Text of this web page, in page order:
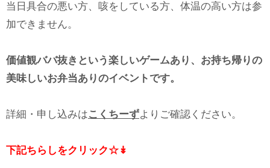
当日具合の悪い方、咳をしている方、体温の高い方は参
加できません。
価値観ババ抜きという楽しいゲームあり、お持ち帰りの
美味しいお弁当ありのイベントです。
詳細・申し込みはこくちーずよりご確認ください。
下記ちらしをクリック☆↡